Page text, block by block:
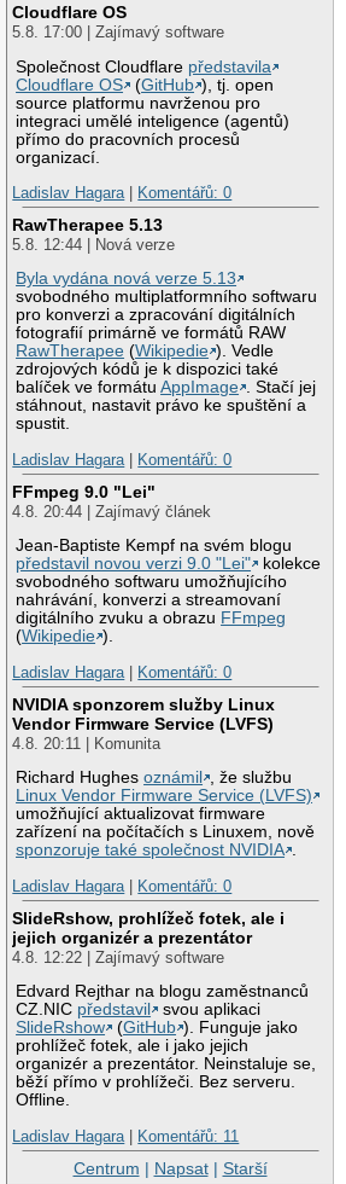
Cloudflare OS
5.8. 17:00 | Zajímavý software
Společnost Cloudflare představila
Cloudflare OS
(GitHub ), tj. open
source platformu navrženou pro
integraci umělé inteligence (agentů)
přímo do pracovních procesů
organizací.
Ladislav Hagara| Komentářů: 0
RawTherapee 5.13
5.8. 12:44 | Nová verze
Byla vydána nová verze 5.13
svobodného multiplatformního softwaru
pro konverzi a zpracování digitálních
fotografií primárně ve formátů RAW
RawTherapee (Wikipedie ). Vedle
zdrojových kódů je k dispozici také
balíček ve formátuAppImage . Stačí jej
stáhnout, nastavit právo ke spuštění a
spustit.
Ladislav Hagara| Komentářů: 0
FFmpeg 9.0 "Lei"
4.8. 20:44 | Zajímavý článek
Jean-Baptiste Kempf na svém blogu
představil novou verzi 9.0 "Lei"
kolekce
svobodného softwaru umožňujícího
nahrávání, konverzi a streamovaní
digitálního zvuku a obrazu FFmpeg
(Wikipedie ).
Ladislav Hagara| Komentářů: 0
NVIDIA sponzorem služby Linux
Vendor Firmware Service (LVFS)
4.8. 20:11 | Komunita
Richard Hughesoznámil
, že službu
Linux Vendor Firmware Service (LVFS)
umožňující aktualizovat firmware
zařízení na počítačích s Linuxem, nově
sponzoruje také společnost NVIDIA .
Ladislav Hagara| Komentářů: 0
SlideRshow, prohlížeč fotek, ale i
jejich organizér a prezentátor
4.8. 12:22 | Zajímavý software
Edvard Rejthar na blogu zaměstnanců
CZ.NIC představil
svou aplikaci
SlideRshow
(GitHub ). Funguje jako
prohlížeč fotek, ale i jako jejich
organizér a prezentátor. Neinstaluje se,
běží přímo v prohlížeči. Bez serveru.
Offline.
Ladislav Hagara| Komentářů: 11
Centrum | Napsat| Starší